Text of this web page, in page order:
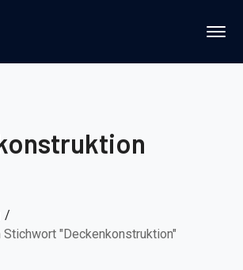
"Deckenkonstruktion"